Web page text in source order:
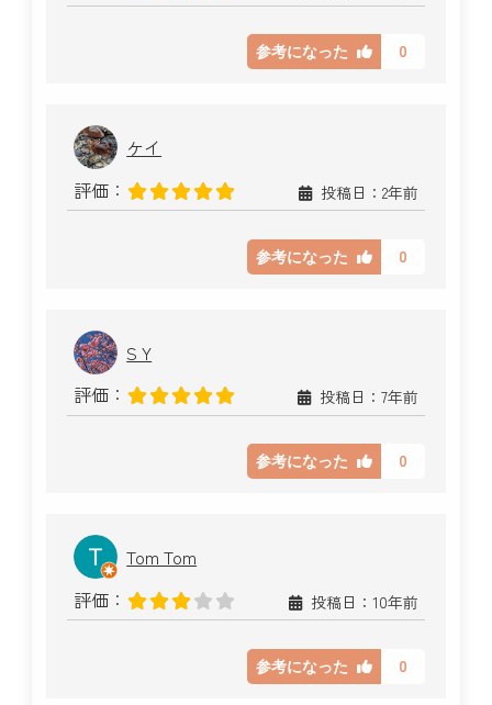
参考になった 0
ケイ
評価：
投稿日：2年前
参考になった 0
S Y
評価：
投稿日：7年前
参考になった 0
Tom Tom
評価：
投稿日：10年前
参考になった 0